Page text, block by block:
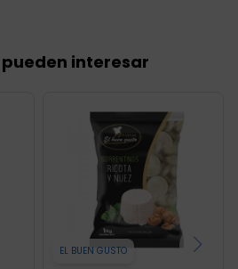
interesar
EL BUEN GUSTO